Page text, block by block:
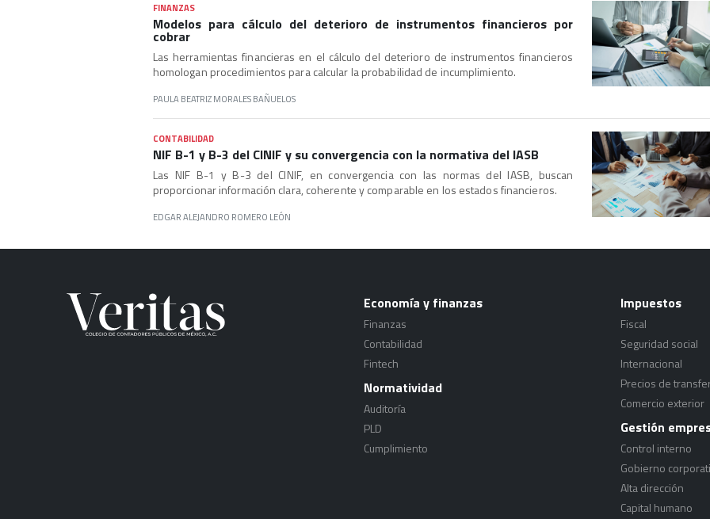
FINANZAS
Modelos para cálculo del deterioro de instrumentos financieros por
cobrar
Las herramientas financieras en el cálculo del deterioro de instrumentos financieros
homologan procedimientos para calcular la probabilidad de incumplimiento.
PAULA BEATRIZ MORALES BAÑUELOS
CONTABILIDAD
NIF B-1 y B-3 del CINIF y su convergencia con la normativa del IASB
Las NIF B-1 y B-3 del CINIF, en convergencia con las normas del IASB, buscan
proporcionar información clara, coherente y comparable en los estados financieros.
EDGAR ALEJANDRO ROMERO LEÓN
Economía y finanzas
Finanzas
Contabilidad
Fintech
Normatividad
Auditoría
PLD
Cumplimiento
Impuestos
Fiscal
Seguridad social
Internacional
Precios de
Comercio exterior
Gestión
Control interno
Gobierno
Alta dirección
Capital humano